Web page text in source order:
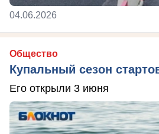
04.06.2026
Общество
Купальный сезон
Его открыли 3 июня